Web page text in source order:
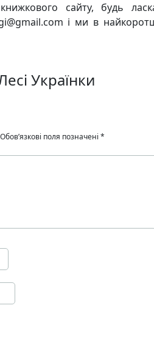
сайту, будь
і ми в
Українки
Обов’язкові поля позначені *